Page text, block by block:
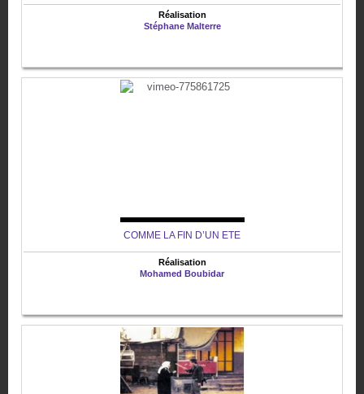
Réalisation
Stéphane Malterre
COMME LA FIN D’UN ETE
Réalisation
Mohamed Boubidar